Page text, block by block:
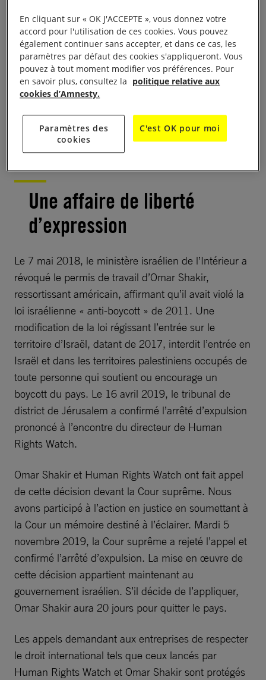
à tout prix au silence les organisations de défense
des droits humains.
Une organisation de défense des droits humains qui
appelle au boycott ou réclame simplement que les
entreprises respectent le droit international ne fait
qu’utiliser des formes d’expression pacifiques, qui
devraient être protégées par les tribunaux.
Une affaire de liberté
d’expression
Le 7 mai 2018, le ministère israélien de l’Intérieur a
révoqué le permis de travail d’Omar Shakir,
ressortissant américain, affirmant qu’il avait violé la
loi israélienne « anti-boycott » de 2011. Une
modification de la loi régissant l’entrée sur le
territoire d’Israël, datant de 2017, interdit l’entrée en
Israël et dans les territoires palestiniens occupés de
toute personne qui soutient ou encourage un
boycott du pays. Le 16 avril 2019, le tribunal de
district de Jérusalem a confirmé l’arrêté d’expulsion
prononcé à l’encontre du directeur de Human
Rights Watch.
Omar Shakir et Human Rights Watch ont fait appel
de cette décision devant la Cour suprême. Nous
avons participé à l’action en justice en soumettant à
la Cour un mémoire destiné à l’éclairer. Mardi 5
novembre 2019, la Cour suprême a rejeté l’appel et
confirmé l’arrêté d’expulsion. La mise en œuvre de
cette décision appartient maintenant au
gouvernement israélien. S’il décide de l’appliquer,
Omar Shakir aura 20 jours pour quitter le pays.
Les appels demandant aux entreprises de respecter
le droit international tels que ceux lancés par
Human Rights Watch et Omar Shakir sont protégés
En cliquant sur « OK J'ACCEPTE », vous donnez votre
accord pour l'utilisation de ces cookies. Vous pouvez
également continuer sans accepter, et dans ce cas, les
paramètres par défaut des cookies s'appliqueront. Vous
pouvez à tout moment modifier vos préférences. Pour
en savoir plus, consultez la politique relative aux
cookies d’Amnesty.
Paramètres des
cookies
C'est OK pour moi